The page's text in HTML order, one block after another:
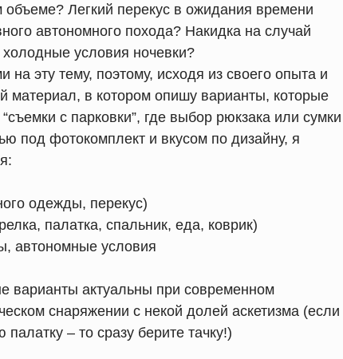
Легкий перекус в ожидания времени
автономного похода? Накидка на случай
условия ночевки?
эту тему, поэтому, исходя из своего опыта и
материал, в котором опишу варианты, которые
с парковки”, где выбор рюкзака или сумки
под фотокомплект и вкусом по дизайну, я
одежды, перекус)
палатка, спальник, еда, коврик)
автономные условия
варианты актуальны при современном
снаряжении с некой долей аскетизма (если
– то сразу берите тачку!)